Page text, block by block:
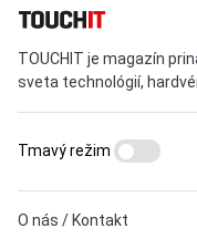
TOUCHIT je magazín
sveta technológií,
O nás / Kontakt
Tmavý režim